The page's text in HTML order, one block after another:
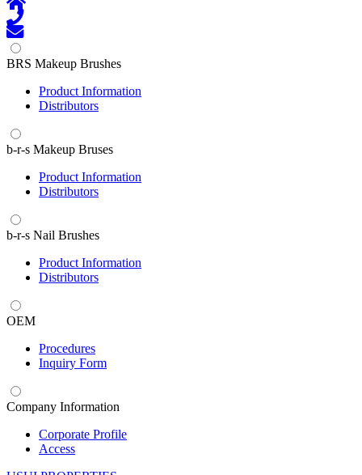
BRS Makeup Brushes
Product Information
Distributors
b-r-s Makeup Bruses
Product Information
Distributors
b-r-s Nail Brushes
Product Information
Distributors
OEM
Procedures
Inquiry Form
Company Information
Corporate Profile
Access